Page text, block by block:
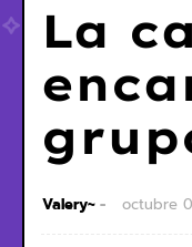
La
Valery~ octubre